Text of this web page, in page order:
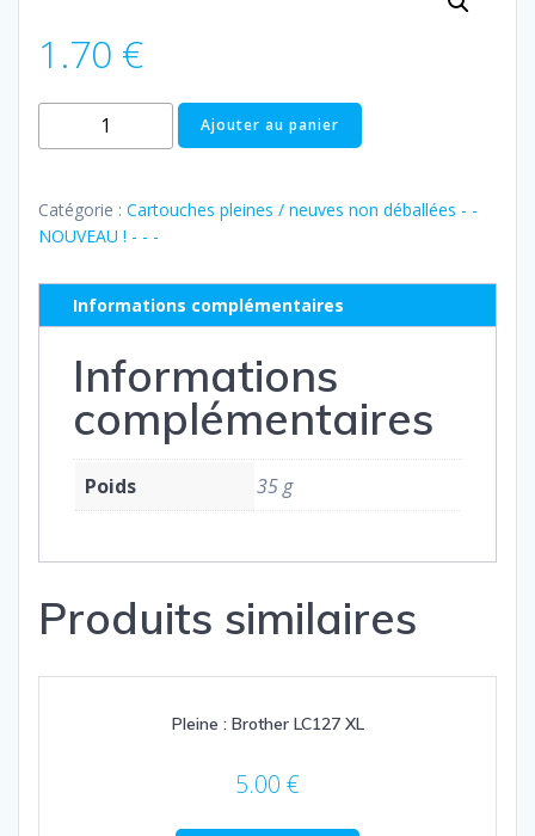
1.70 €
quantité
de
:
Epson
jaune
(série
ananas)
Ajouter au panier
Catégorie : Cartouches pleines / neuves non déballées - -
NOUVEAU ! - - -
Informations complémentaires
Informations
complémentaires
Poids 35 g
Produits similaires
Pleine : Brother LC127 XL
5.00 €